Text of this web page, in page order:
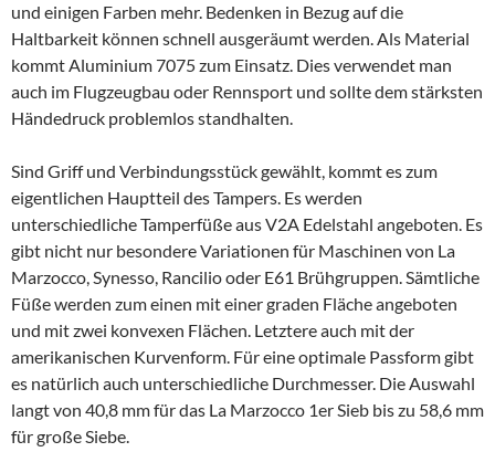
und einigen Farben mehr. Bedenken in Bezug auf die
Haltbarkeit können schnell ausgeräumt werden. Als Material
kommt Aluminium 7075 zum Einsatz. Dies verwendet man
auch im Flugzeugbau oder Rennsport und sollte dem stärksten
Händedruck problemlos standhalten.
Sind Griff und Verbindungsstück gewählt, kommt es zum
eigentlichen Hauptteil des Tampers. Es werden
unterschiedliche Tamperfüße aus V2A Edelstahl angeboten. Es
gibt nicht nur besondere Variationen für Maschinen von La
Marzocco, Synesso, Rancilio oder E61 Brühgruppen. Sämtliche
Füße werden zum einen mit einer graden Fläche angeboten
und mit zwei konvexen Flächen. Letztere auch mit der
amerikanischen Kurvenform. Für eine optimale Passform gibt
es natürlich auch unterschiedliche Durchmesser. Die Auswahl
langt von 40,8 mm für das La Marzocco 1er Sieb bis zu 58,6 mm
für große Siebe.